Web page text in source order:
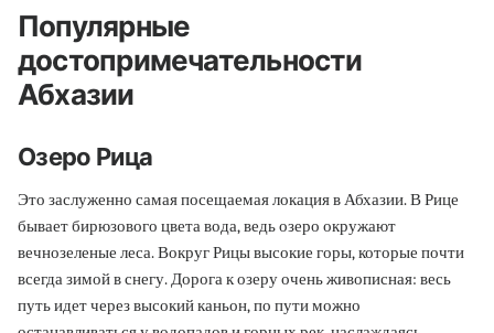
Популярные
достопримечательности
Абхазии
Озеро Рица
Это заслуженно самая посещаемая локация в Абхазии. В Рице
бывает бирюзового цвета вода, ведь озеро окружают
вечнозеленые леса. Вокруг Рицы высокие горы, которые почти
всегда зимой в снегу. Дорога к озеру очень живописная: весь
путь идет через высокий каньон, по пути можно